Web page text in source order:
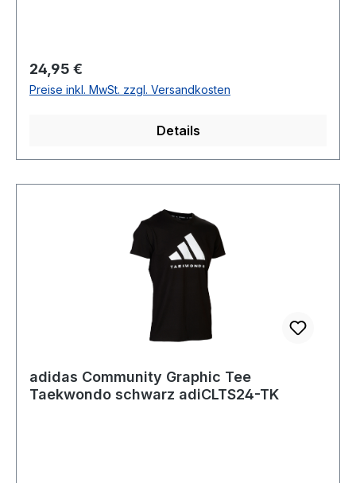
Regulärer Preis:
24,95 €
Preise inkl. MwSt. zzgl. Versandkosten
Details
adidas Community Graphic Tee
Taekwondo schwarz adiCLTS24-TK